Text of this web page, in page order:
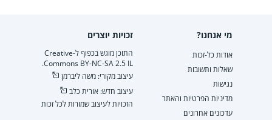
מי אנחנו?
אודות כל-זכות
שאלות ותשובות
נגישות
מדיניות הפרטיות והאתר
עדכונים אחרונים
זכויות יוצרים
התוכן מוגש בכפוף ל-Creative
Commons BY-NC-SA 2.5 IL.
עיצוב מקורי: משה ליברמן
עיצוב חדש: אורית כלב
הזכויות לעיצוב שמורות לכל זכות